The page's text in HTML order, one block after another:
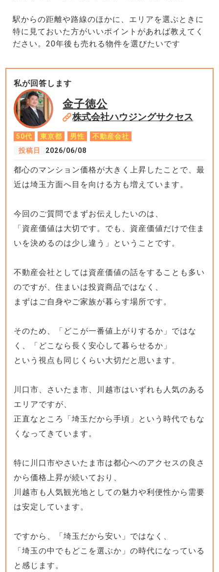
駅からの距離や路線のほかに、エリアを選ぶときに
特に見ておいた方がいいポイントがあれば教えてく
ださい。20年後も売れる物件を選びたいです
私が回答します
金子徳公
株式会社ハウジングサクセス
50代 東京都 男性
不動産会社
投稿日
2026/06/08
都心のマンション価格が大きく上昇したことで、最
近は埼玉方面へ目を向ける方も増えています。
今回のご質問でまずお伝えしたいのは、
「資産価値は大切です。でも、資産価値だけで住ま
いを決めるのは少し違う」ということです。
不動産会社としては資産価値の話をすることも多い
のですが、住まいは投資商品ではなく、
まずはご自身やご家族が暮らす場所です。
そのため、「どこが一番値上がりするか」ではな
く、「どこなら長く安心して暮らせるか」
という視点も同じくらい大切だと思います。
川口市、さいたま市、川越市はいずれも人気のある
エリアですが、
正直なところ「埼玉だから手頃」という時代でもな
くなってきています。
特に川口市やさいたま市は都心へのアクセスの良さ
から価格上昇が続いており、
川越市も人気観光地としての魅力や利便性から需要
は安定しています。
ですから、「埼玉だから安い」ではなく、
「埼玉の中でもどこを選ぶか」の時代になっている
と感じます。